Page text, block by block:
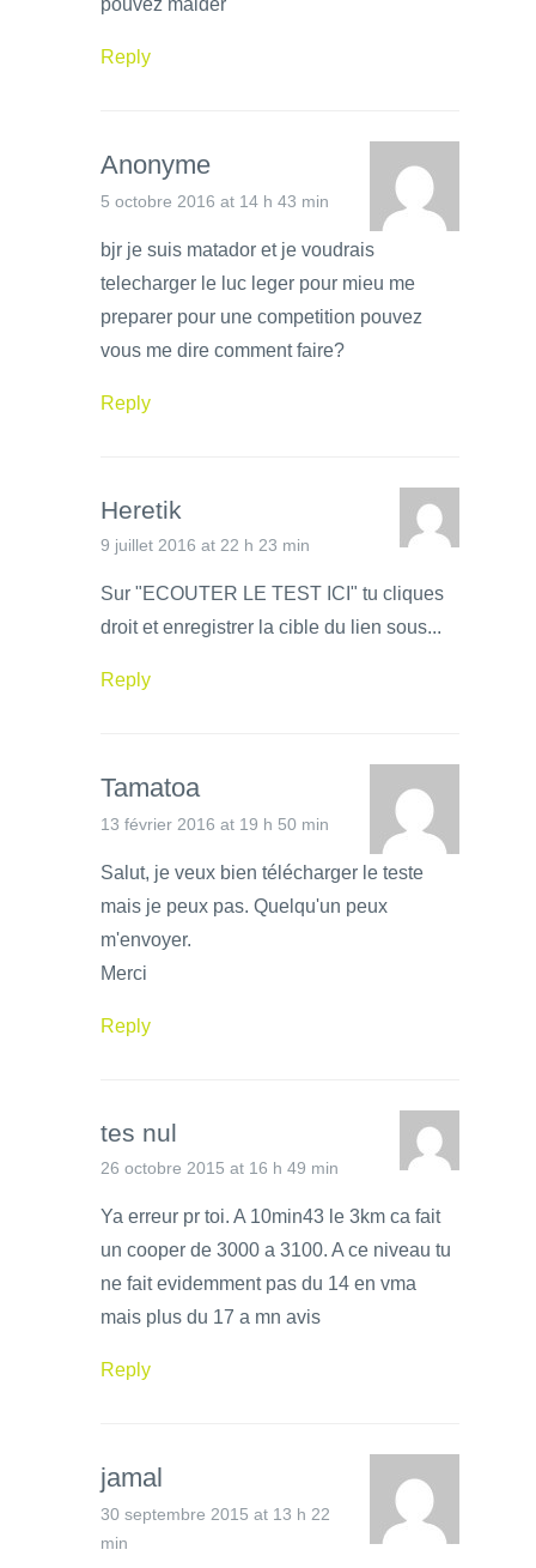
Reply
Anonyme
5 octobre 2016 at 14 h 43 min
bjr je suis matador et je voudrais
telecharger le luc leger pour mieu me
preparer pour une competition pouvez
vous me dire comment faire?
Reply
Heretik
9 juillet 2016 at 22 h 23 min
Sur "ECOUTER LE TEST ICI" tu cliques
droit et enregistrer la cible du lien sous...
Reply
Tamatoa
13 février 2016 at 19 h 50 min
Salut, je veux bien télécharger le teste
mais je peux pas. Quelqu'un peux
m'envoyer.
Merci
Reply
tes nul
26 octobre 2015 at 16 h 49 min
Ya erreur pr toi. A 10min43 le 3km ca fait
un cooper de 3000 a 3100. A ce niveau tu
ne fait evidemment pas du 14 en vma
mais plus du 17 a mn avis
Reply
jamal
30 septembre 2015 at 13 h 22
min